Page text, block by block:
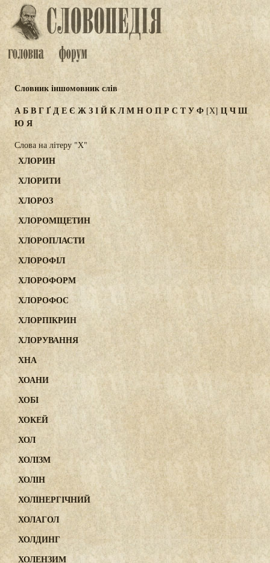
Словник іншомовник слів
АБВГҐДЕЄ ЖЗІЙКЛМНОПР СТУФ[Х] ЦЧШ
Ю Я
Слова на літеру "Х"
ХЛОРИН
ХЛОРИТИ
ХЛОРОЗ
ХЛОРОМІЦЕТИН
ХЛОРОПЛАСТИ
ХЛОРОФІЛ
ХЛОРОФОРМ
ХЛОРОФОС
ХЛОРПІКРИН
ХЛОРУВАННЯ
ХНА
ХОАНИ
ХОБІ
ХОКЕЙ
ХОЛ
ХОЛІЗМ
ХОЛІН
ХОЛІНЕРГІЧНИЙ
ХОЛАГОЛ
ХОЛДИНГ
ХОЛЕНЗИМ